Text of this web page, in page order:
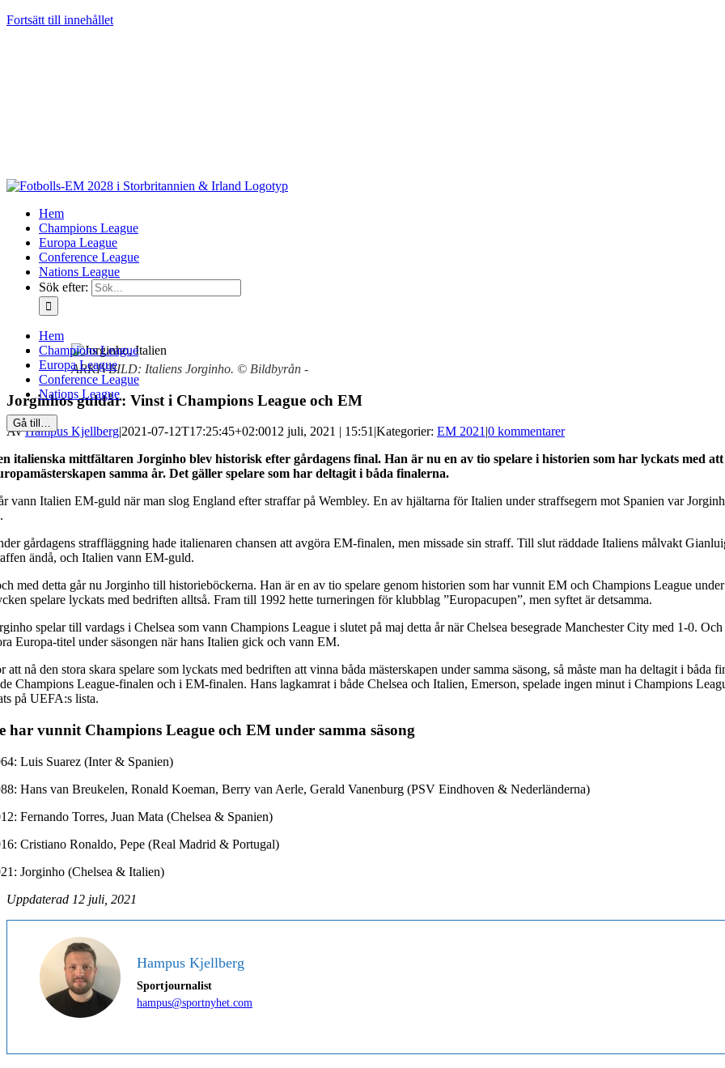
Fortsätt till innehållet
Hem
Champions League
Europa League
Conference League
Nations League
Sök efter:
Hem
Champions League
Europa League
Conference League
Nations League
Gå till…
ARKIVBILD: Italiens Jorginho. © Bildbyrån -
Jorginhos guldår: Vinst i Champions League och EM
AvHampus Kjellberg|2021-07-12T17:25:45+02:0012 juli, 2021 | 15:51|Kategorier: EM 2021|0 kommentarer
italienska mittfältaren Jorginho blev historisk efter gårdagens final. Han är nu en av tio spelare i historien som har lyckats med
samma år. Det gäller spelare som har deltagit i båda finalerna.
vann Italien EM-guld när man slog England efter straffar på Wembley. En av hjältarna för Italien under straffsegern mot Spanien var
gårdagens straffläggning hade italienaren chansen att avgöra EM-finalen, men missade sin straff. Till slut räddade Italiens målvakt
ändå, och Italien vann EM-guld.
med detta går nu Jorginho till historieböckerna. Han är en av tio spelare genom historien som har vunnit EM och Champions League
spelare lyckats med bedriften alltså. Fram till 1992 hette turneringen för klubblag ”Europacupen”, men syftet är detsamma.
spelar till vardags i Chelsea som vann Champions League i slutet på maj detta år när Chelsea besegrade Manchester City med 1-0.
Europa-titel under säsongen när hans Italien gick och vann EM.
att nå den stora skara spelare som lyckats med bedriften att vinna båda mästerskapen under samma säsong, så måste man ha deltagit i båda
Champions League-finalen och i EM-finalen. Hans lagkamrat i både Chelsea och Italien, Emerson, spelade ingen minut i Champions
på UEFA:s lista.
har vunnit Champions League och EM under samma säsong
Luis Suarez (Inter & Spanien)
Hans van Breukelen, Ronald Koeman, Berry van Aerle, Gerald Vanenburg (PSV Eindhoven & Nederländerna)
Fernando Torres, Juan Mata (Chelsea & Spanien)
Cristiano Ronaldo, Pepe (Real Madrid & Portugal)
Jorginho (Chelsea & Italien)
Uppdaterad 12 juli, 2021
Hampus Kjellberg
Sportjournalist
hampus@sportnyhet.com